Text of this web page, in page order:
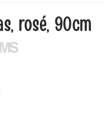
rosé, 90cm